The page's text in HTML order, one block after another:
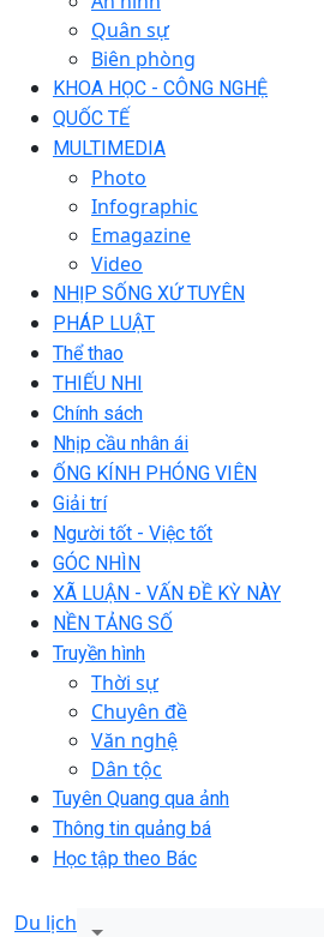
Quân sự
Biên phòng
KHOA HỌC - CÔNG NGHỆ
QUỐC TẾ
MULTIMEDIA
Photo
Infographic
Emagazine
Video
NHỊP SỐNG XỨ TUYÊN
PHÁP LUẬT
Thể thao
THIẾU NHI
Chính sách
Nhịp cầu nhân ái
ỐNG KÍNH PHÓNG VIÊN
Giải trí
Người tốt - Việc tốt
GÓC NHÌN
XÃ LUẬN - VẤN ĐỀ KỲ NÀY
NỀN TẢNG SỐ
Truyền hình
Thời sự
Chuyên đề
Văn nghệ
Dân tộc
Tuyên Quang qua ảnh
Thông tin quảng bá
Học tập theo Bác
Du lịch